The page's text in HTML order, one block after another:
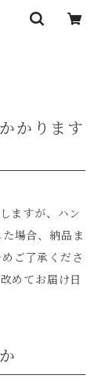
かります
ますが、ハン
場合、納品ま
ご了承くださ
めてお届け日